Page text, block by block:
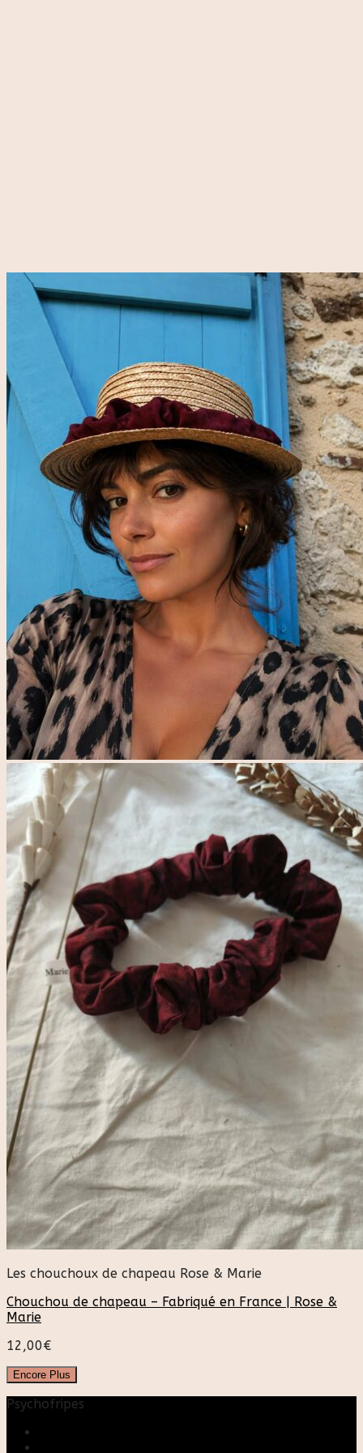
Les chouchoux de chapeau Rose & Marie
Chouchou de chapeau – Fabriqué en France | Rose &
Marie
12,00€
Encore Plus
Psychofripes